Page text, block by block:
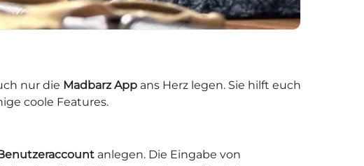
nur die Madbarz App ans Herz legen. Sie hilft euch
coole Features.
anlegen. Die Eingabe von